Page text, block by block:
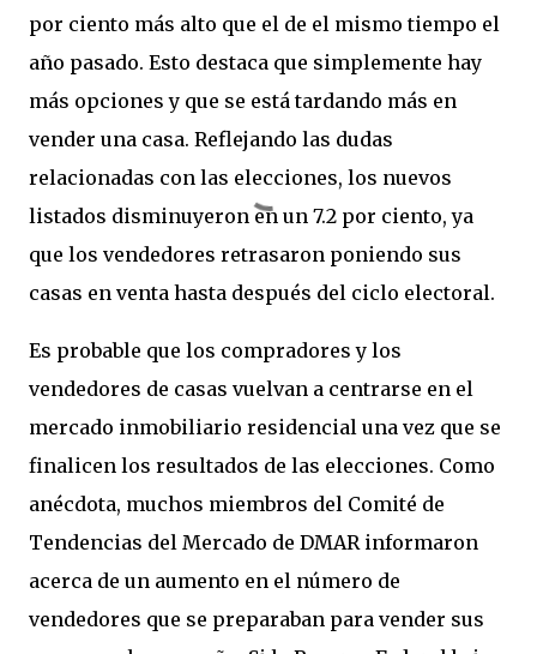
por ciento más alto que el de el mismo tiempo el
año pasado. Esto destaca que simplemente hay
más opciones y que se está tardando más en
vender una casa. Reflejando las dudas
relacionadas con las elecciones, los nuevos
listados disminuyeron en un 7.2 por ciento, ya
que los vendedores retrasaron poniendo sus
casas en venta hasta después del ciclo electoral.
Es probable que los compradores y los
vendedores de casas vuelvan a centrarse en el
mercado inmobiliario residencial una vez que se
finalicen los resultados de las elecciones. Como
anécdota, muchos miembros del Comité de
Tendencias del Mercado de DMAR informaron
acerca de un aumento en el número de
vendedores que se preparaban para vender sus